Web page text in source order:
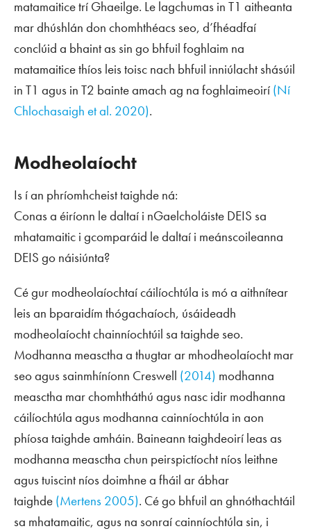
matamaitice trí Ghaeilge. Le lagchumas in T1 aitheanta
mar dhúshlán don chomhthéacs seo, d’fhéadfaí
conclúid a bhaint as sin go bhfuil foghlaim na
matamaitice thíos leis toisc nach bhfuil inniúlacht shásúil
in T1 agus in T2 bainte amach ag na foghlaimeoirí (Ní
Chlochasaigh et al. 2020).
Modheolaíocht
Is í an phríomhcheist taighde ná:
Conas a éiríonn le daltaí i nGaelcholáiste DEIS sa
mhatamaitic i gcomparáid le daltaí i meánscoileanna
DEIS go náisiúnta?
Cé gur modheolaíochtaí cáilíochtúla is mó a aithnítear
leis an bparaidím thógachaíoch, úsáideadh
modheolaíocht chainníochtúil sa taighde seo.
Modhanna measctha a thugtar ar mhodheolaíocht mar
seo agus sainmhíníonn Creswell (2014) modhanna
measctha mar chomhtháthú agus nasc idir modhanna
cáilíochtúla agus modhanna cainníochtúla in aon
phíosa taighde amháin. Baineann taighdeoirí leas as
modhanna measctha chun peirspictíocht níos leithne
agus tuiscint níos doimhne a fháil ar ábhar
taighde (Mertens 2005). Cé go bhfuil an ghnóthachtáil
sa mhatamaitic, agus na sonraí cainníochtúla sin, i